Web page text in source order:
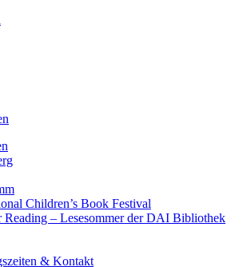
Children’s Book Festival
Reading – Lesesommer der DAI Bibliothek
& Kontakt